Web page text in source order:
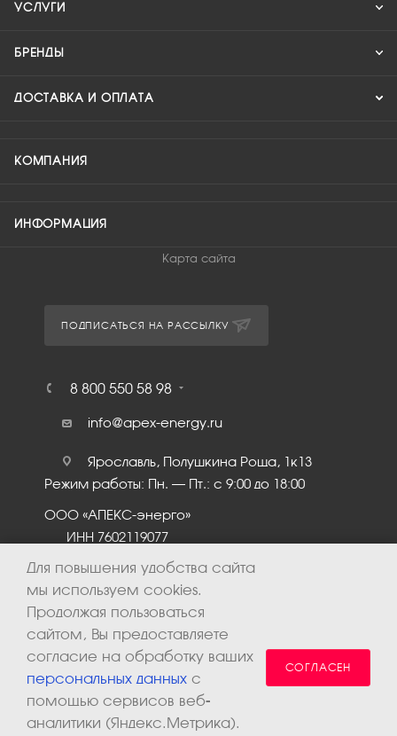
УСЛУГИ
БРЕНДЫ
ДОСТАВКА И ОПЛАТА
КОМПАНИЯ
ИНФОРМАЦИЯ
Карта сайта
ПОДПИСАТЬСЯ НА РАССЫЛКУ
8 800 550 58 98
info@apex-energy.ru
Ярославль, Полушкина Роща, 1к13
Режим работы: Пн. – Пт.: с 9:00 до 18:00
ООО «АПЕКС-энерго»
ИНН 7602119077
2026 © ООО «Апекс-энерго». Все права защищены.
Для повышения удобства сайта
мы используем cookies.
Продолжая пользоваться
сайтом, Вы предоставляете
согласие на обработку ваших
персональных данных с
помощью сервисов веб-
аналитики (Яндекс.Метрика).
СОГЛАСЕН